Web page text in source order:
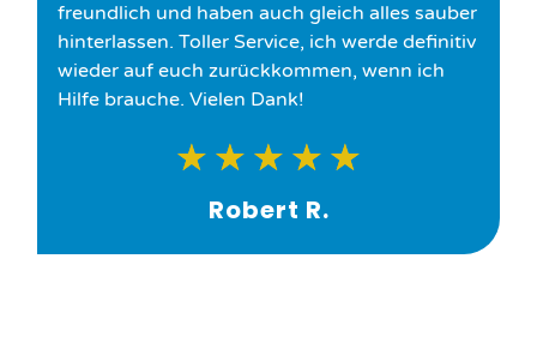
freundlich und haben auch gleich alles sauber
hinterlassen. Toller Service, ich werde definitiv
wieder auf euch zurückkommen, wenn ich
Hilfe brauche. Vielen Dank!
★ ★ ★ ★ ★
Robert R.